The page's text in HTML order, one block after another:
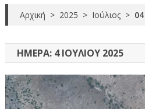
Αρχική > 2025 > Ιούλιος > 04
ΗΜΈΡΑ: 4 ΙΟΥΛΊΟΥ 2025